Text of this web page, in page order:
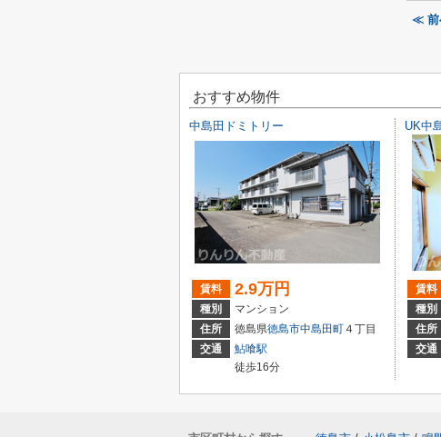
≪ 前
おすすめ物件
中島田ドミトリー
賃料 2.9万円
種別
マンション
住所
徳島県徳島市中島田町４丁目
交通
鮎喰駅
徒歩16分
UK中
賃料
種別
住所
交通